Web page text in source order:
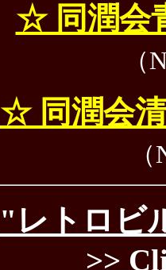
☆ 同潤会
（
☆ 同潤会
"レトロビ
>>